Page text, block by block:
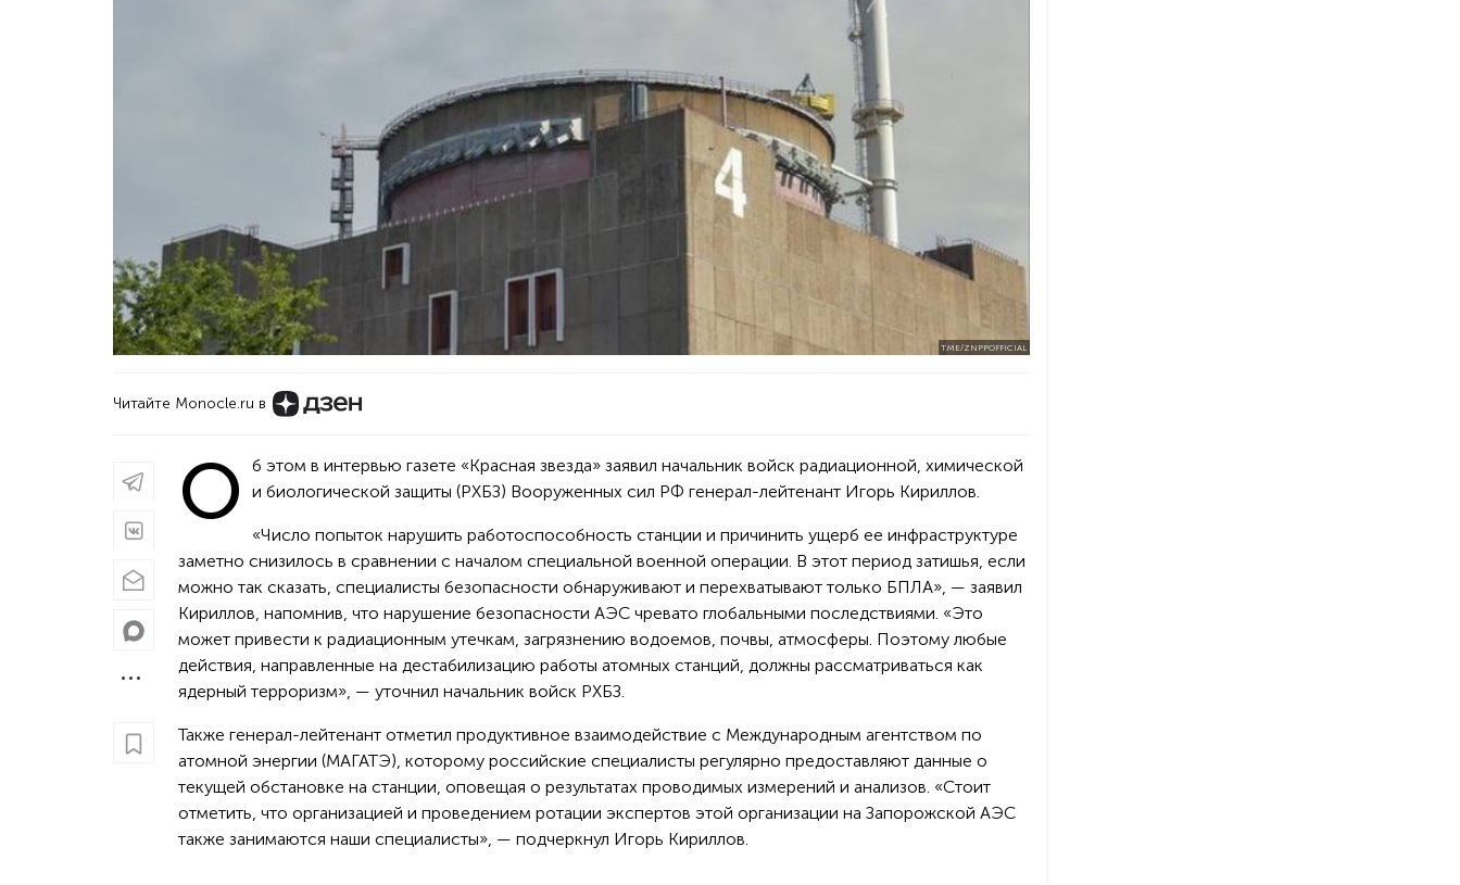
T.ME/ZNPPOFFICIAL
Читайте Monocle.ru в
О
б этом в интервью газете «Красная звезда» заявил начальник войск радиационной, химической
и биологической защиты (РХБЗ) Вооруженных сил РФ генерал-лейтенант Игорь Кириллов.
«Число попыток нарушить работоспособность станции и причинить ущерб ее инфраструктуре
заметно снизилось в сравнении с началом специальной военной операции. В этот период затишья, если
можно так сказать, специалисты безопасности обнаруживают и перехватывают только БПЛА», — заявил
Кириллов, напомнив, что нарушение безопасности АЭС чревато глобальными последствиями. «Это
может привести к радиационным утечкам, загрязнению водоемов, почвы, атмосферы. Поэтому любые
действия, направленные на дестабилизацию работы атомных станций, должны рассматриваться как
ядерный терроризм», — уточнил начальник войск РХБЗ.
Также генерал-лейтенант отметил продуктивное взаимодействие с Международным агентством по
атомной энергии (МАГАТЭ), которому российские специалисты регулярно предоставляют данные о
текущей обстановке на станции, оповещая о результатах проводимых измерений и анализов. «Стоит
отметить, что организацией и проведением ротации экспертов этой организации на Запорожской АЭС
также занимаются наши специалисты», — подчеркнул Игорь Кириллов.